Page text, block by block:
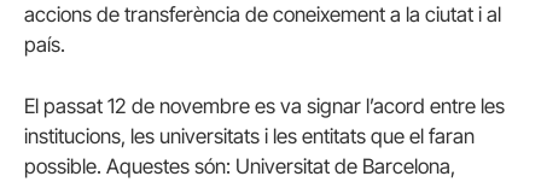
accions de transferència de coneixement a la ciutat i al
país.
El passat 12 de novembre es va signar l’acord entre les
institucions, les universitats i les entitats que el faran
possible. Aquestes són: Universitat de Barcelona,